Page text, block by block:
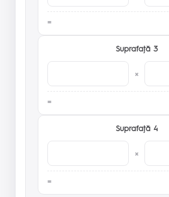
Suprafaţă 3
×
Suprafaţă 4
×